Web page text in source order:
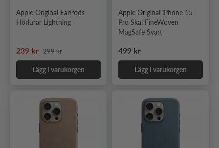
Apple Original EarPods
Hörlurar Lightning
Nedsatt pris
239 kr Ordinarie pris
299 kr
Lägg i varukorgen
Apple Original iPhone 15
Pro Skal FineWoven
MagSafe Svart
Ordinarie pris
499 kr
Lägg i varukorgen